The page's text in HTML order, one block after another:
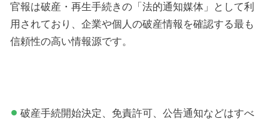
官報は破産・再生手続きの「法的通知媒体」として利
用されており、企業や個人の破産情報を確認する最も
信頼性の高い情報源です。
破産手続開始決定、免責許可、公告通知などはすべ